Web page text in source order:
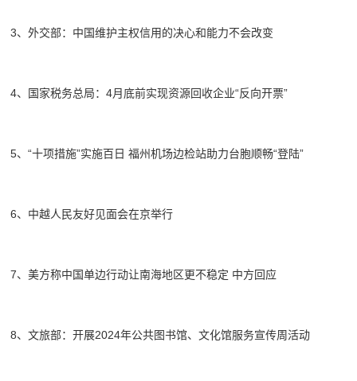
3、外交部：中国维护主权信用的决心和能力不会改变
4、国家税务总局：4月底前实现资源回收企业“反向开票”
5、“十项措施”实施百日 福州机场边检站助力台胞顺畅“登陆”
6、中越人民友好见面会在京举行
7、美方称中国单边行动让南海地区更不稳定 中方回应
8、文旅部：开展2024年公共图书馆、文化馆服务宣传周活动